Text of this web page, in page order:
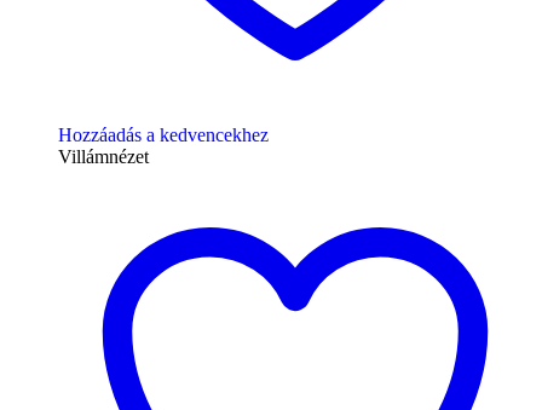
Hozzáadás a kedvencekhez
Villámnézet